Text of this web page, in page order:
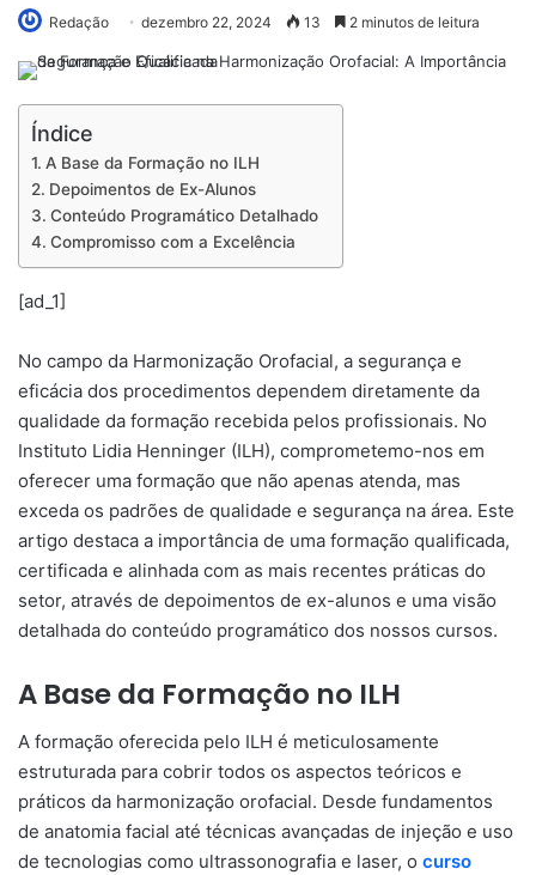
Redação dezembro 22, 2024 13 2 minutos de leitura
Índice
A Base da Formação no ILH
Depoimentos de Ex-Alunos
Conteúdo Programático Detalhado
Compromisso com a Excelência
[ad_1]
No campo da Harmonização Orofacial, a segurança e
eficácia dos procedimentos dependem diretamente da
qualidade da formação recebida pelos profissionais. No
Instituto Lidia Henninger (ILH), comprometemo-nos em
oferecer uma formação que não apenas atenda, mas
exceda os padrões de qualidade e segurança na área. Este
artigo destaca a importância de uma formação qualificada,
certificada e alinhada com as mais recentes práticas do
setor, através de depoimentos de ex-alunos e uma visão
detalhada do conteúdo programático dos nossos cursos.
A Base da Formação no ILH
A formação oferecida pelo ILH é meticulosamente
estruturada para cobrir todos os aspectos teóricos e
práticos da harmonização orofacial. Desde fundamentos
de anatomia facial até técnicas avançadas de injeção e uso
de tecnologias como ultrassonografia e laser, o curso